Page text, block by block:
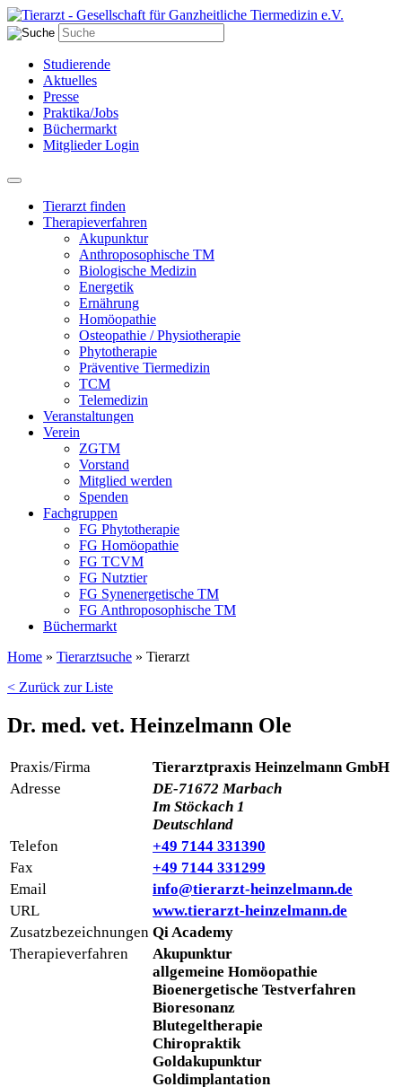
Studierende
Aktuelles
Presse
Praktika/Jobs
Büchermarkt
Mitglieder Login
Tierarzt finden
Therapieverfahren
Akupunktur
Anthroposophische TM
Biologische Medizin
Energetik
Ernährung
Homöopathie
Osteopathie / Physiotherapie
Phytotherapie
Präventive Tiermedizin
TCM
Telemedizin
Veranstaltungen
Verein
ZGTM
Vorstand
Mitglied werden
Spenden
Fachgruppen
FG Phytotherapie
FG Homöopathie
FG TCVM
FG Nutztier
FG Synenergetische TM
FG Anthroposophische TM
Büchermarkt
Home » Tierarztsuche » Tierarzt
< Zurück zur Liste
Dr. med. vet. Heinzelmann Ole
Praxis/Firma
Tierarztpraxis Heinzelmann GmbH
Adresse
DE-71672 Marbach
Im Stöckach 1
Deutschland
Telefon
+49 7144 331390
Fax
+49 7144 331299
Email
info@tierarzt-heinzelmann.de
URL
www.tierarzt-heinzelmann.de
Zusatzbezeichnungen Qi Academy
Therapieverfahren
Akupunktur
allgemeine Homöopathie
Bioenergetische Testverfahren
Bioresonanz
Blutegeltherapie
Chiropraktik
Goldakupunktur
Goldimplantation